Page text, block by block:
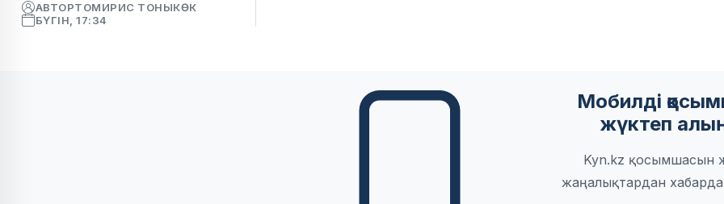
АВТОРТОМИРИС ТОНЫКӨК
БҮГІН, 17:34
Мобилді
жүктеп
Kyn.kz қосымшасын
жаңалықтардан